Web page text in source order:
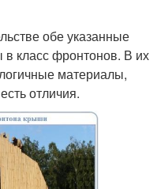
обе указанные
в класс фронтонов. В их
материалы,
отличия.